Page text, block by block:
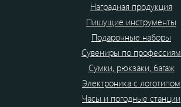
Наградная продукция
Пишущие инструменты
Подарочные наборы
Сувениры по профессиям
Сумки, рюкзаки, багаж
Электроника с логотипом
Часы и погодные станции